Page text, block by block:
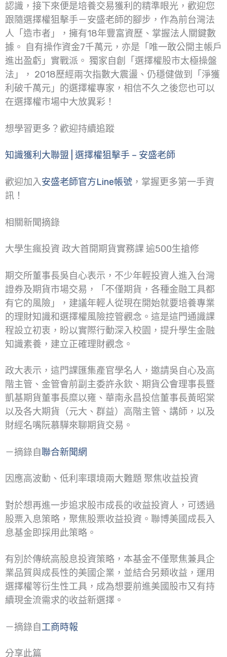
認識，接下來便是培養交易獲利的精準眼光，歡迎您
跟隨選擇權狙擊手－安盛老師的腳步，作為前台灣法
人「造市者」，擁有18年豐富資歷、掌握法人關鍵數
據。 自有操作資金7千萬元，亦是「唯一敢公開主帳戶
進出盈虧」實戰派。 獨家自創「選擇權股市太極操盤
法」， 2018歷經兩次指數大震盪、仍穩健做到「淨獲
利破千萬元」的選擇權專家，相信不久之後您也可以
在選擇權市場中大放異彩！
想學習更多？歡迎持續追蹤
知識獲利大聯盟 | 選擇權狙擊手 – 安盛老師
歡迎加入安盛老師官方Line帳號 ，掌握更多第一手資
訊！
相關新聞摘錄
大學生瘋投資 政大首開期貨實務課 逾500生搶修
期交所董事長吳自心表示，不少年輕投資人進入台灣
證券及期貨市場交易，「不僅期貨，各種金融工具都
有它的風險」，建議年輕人從現在開始就要培養專業
的理財知識和選擇權風險控管觀念。這是這門通識課
程設立初衷，盼以實際行動深入校園，提升學生金融
知識素養，建立正確理財觀念。
政大表示，這門課匯集產官學名人，邀請吳自心及高
階主管、金管會前副主委許永欽、期貨公會理事長暨
凱基期貨董事長糜以雍、華南永昌投信董事長黃昭棠
以及各大期貨（元大、群益）高階主管、講師，以及
財經名嘴阮慕驊來聊期貨交易。
－摘錄自聯合新聞網
因應高波動、低利率環境兩大難題 聚焦收益投資
對於想再進一步追求股市成長的收益投資人，可透過
股票入息策略，聚焦股票收益投資。聯博美國成長入
息基金即採用此策略。
有別於傳統高股息投資策略，本基金不僅聚焦兼具企
業品質與成長性的美國企業，並結合另類收益，運用
選擇權等衍生性工具，成為想要前進美國股市又有持
續現金流需求的收益新選擇。
－摘錄自工商時報
分享此篇